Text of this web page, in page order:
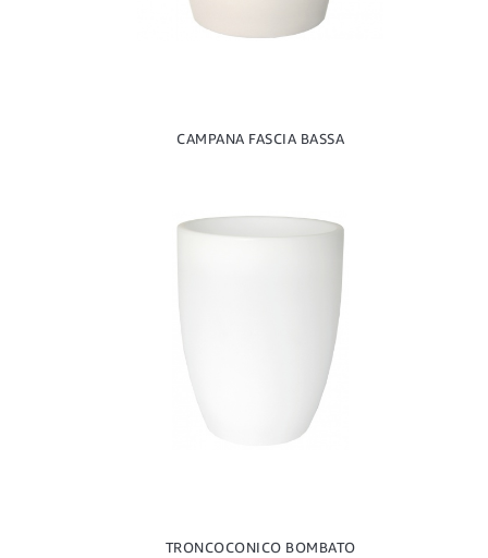
CAMPANA FASCIA BASSA
TRONCOCONICO BOMBATO